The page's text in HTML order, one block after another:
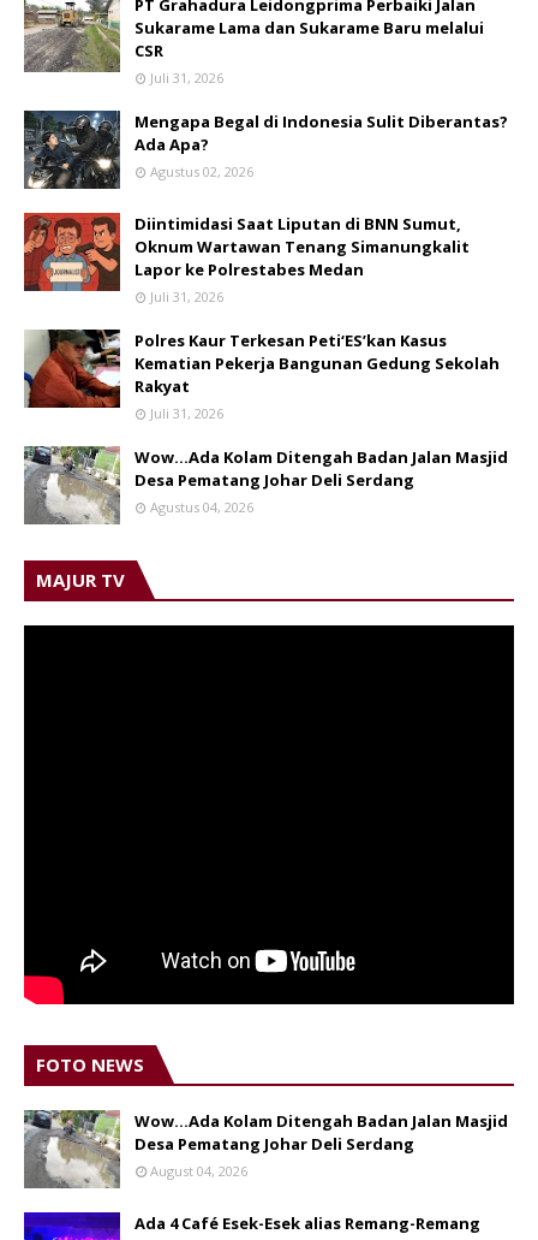
Sukarame Lama dan Sukarame Baru melalui
CSR
Juli 31, 2026
Mengapa Begal di Indonesia Sulit Diberantas?
Ada Apa?
Agustus 02, 2026
Diintimidasi Saat Liputan di BNN Sumut,
Oknum Wartawan Tenang Simanungkalit
Lapor ke Polrestabes Medan
Juli 31, 2026
Polres Kaur Terkesan Peti‘ES’kan Kasus
Kematian Pekerja Bangunan Gedung Sekolah
Rakyat
Juli 31, 2026
Wow...Ada Kolam Ditengah Badan Jalan Masjid
Desa Pematang Johar Deli Serdang
Agustus 04, 2026
MAJUR TV
FOTO NEWS
Wow...Ada Kolam Ditengah Badan Jalan Masjid
Desa Pematang Johar Deli Serdang
August 04, 2026
Ada 4 Café Esek-Esek alias Remang-Remang